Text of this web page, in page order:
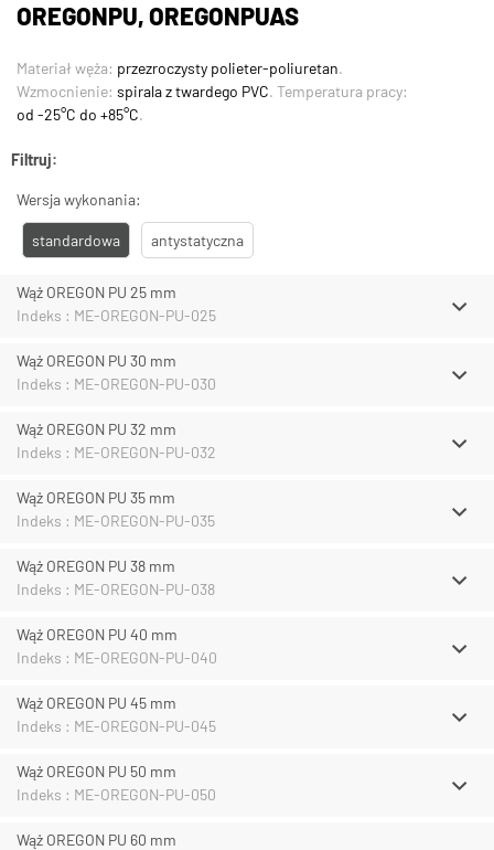
OREGONPU, OREGONPUAS
Materiał węża: przezroczysty polieter-poliuretan.
Wzmocnienie: spirala z twardego PVC. Temperatura pracy:
od -25°C do +85°C.
Filtruj:
Wersja wykonania:
standardowa antystatyczna
Wąż OREGON PU 25 mm
Indeks : ME-OREGON-PU-025
Wąż OREGON PU 30 mm
Indeks : ME-OREGON-PU-030
Wąż OREGON PU 32 mm
Indeks : ME-OREGON-PU-032
Wąż OREGON PU 35 mm
Indeks : ME-OREGON-PU-035
Wąż OREGON PU 38 mm
Indeks : ME-OREGON-PU-038
Wąż OREGON PU 40 mm
Indeks : ME-OREGON-PU-040
Wąż OREGON PU 45 mm
Indeks : ME-OREGON-PU-045
Wąż OREGON PU 50 mm
Indeks : ME-OREGON-PU-050
Wąż OREGON PU 60 mm